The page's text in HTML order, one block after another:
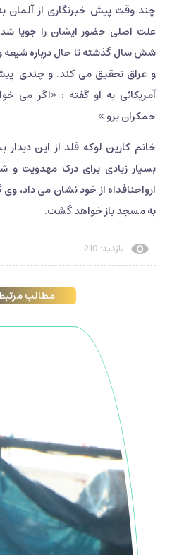
چند وقت پیش خبرنگاری از آلمان
علت اصلی حضور ایشان را جویا
شش سال گذشته تا حال درباره شیعه و
و عراق تحقیق می کند. و چندی
آمریکائی به او گفته : «اگر می
جمکران برو.»
خانم کارین لوکه فلد از این دیدار
بسیار زیادی برای درک مهدویت
ارواحنافداه از خود نشان می داد،
به مسجد باز خواهد گشت.
بازدید: 210
مطالب